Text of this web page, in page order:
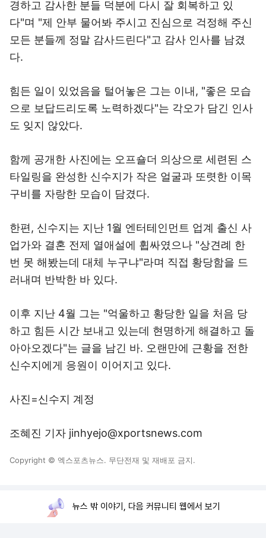
경하고 감사한 분들 덕분에 다시 잘 회복하고 있
다"며 "제 안부 물어봐 주시고 진심으로 걱정해 주신
모든 분들께 정말 감사드린다"고 감사 인사를 남겼
다.
힘든 일이 있었음을 털어놓은 그는 이내, "좋은 모습
으로 보답드리도록 노력하겠다"는 각오가 담긴 인사
도 잊지 않았다.
함께 공개한 사진에는 오프숄더 의상으로 세련된 스
타일링을 완성한 신수지가 작은 얼굴과 또렷한 이목
구비를 자랑한 모습이 담겼다.
한편, 신수지는 지난 1월 엔터테인먼트 업계 출신 사
업가와 결혼 전제 열애설에 휩싸였으나 "상견례 한
번 못 해봤는데 대체 누구냐"라며 직접 황당함을 드
러내며 반박한 바 있다.
이후 지난 4월 그는 "억울하고 황당한 일을 처음 당
하고 힘든 시간 보내고 있는데 현명하게 해결하고 돌
아아오겠다"는 글을 남긴 바. 오랜만에 근황을 전한
신수지에게 응원이 이어지고 있다.
사진=신수지 계정
조혜진 기자 jinhyejo@xportsnews.com
Copyright © 엑스포츠뉴스. 무단전재 및 재배포 금지.
뉴스 밖 이야기, 다음 커뮤니티 웹에서 보기